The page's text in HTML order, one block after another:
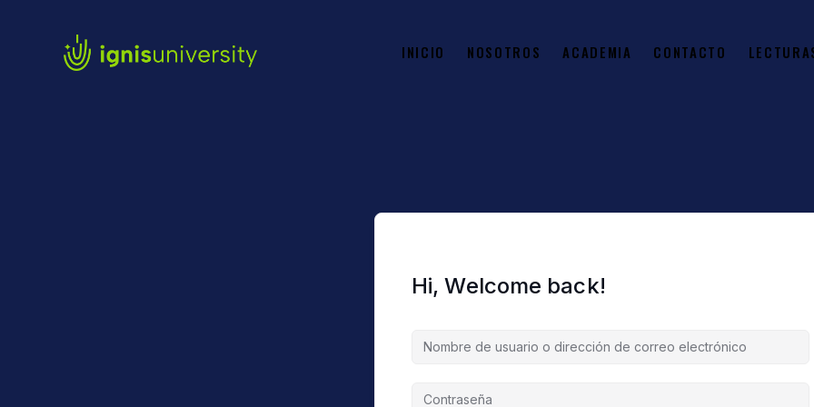
INICIO NOSOTROS ACADEMIA CONTACTO
Hi, Welcome back!